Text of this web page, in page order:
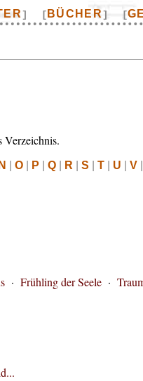
] [ BÜCHER] [
N O P Q R S T U V
· Frühling der Seele ·